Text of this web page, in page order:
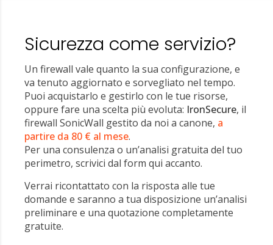
Sicurezza come servizio?
Un firewall vale quanto la sua configurazione, e
va tenuto aggiornato e sorvegliato nel tempo.
Puoi acquistarlo e gestirlo con le tue risorse,
oppure fare una scelta più evoluta: IronSecure, il
firewall SonicWall gestito da noi a canone, a
partire da 80 € al mese.
Per una consulenza o un’analisi gratuita del tuo
perimetro, scrivici dal form qui accanto.
Verrai ricontattato con la risposta alle tue
domande e saranno a tua disposizione un’analisi
preliminare e una quotazione completamente
gratuite.